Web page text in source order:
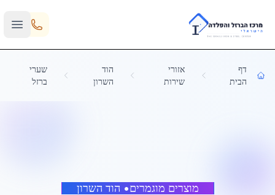
Skip to main content
דף
הבית
אזורי
שירות
הוד
השרון
שערי
ברזל
מוצרים מוגמרים• הוד השרון